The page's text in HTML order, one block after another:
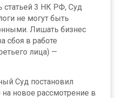
статьей 3 НК РФ, Суд
не могут быть
Лишать бизнес
сбоя в работе
лица) —
Суд постановил
на новое рассмотрение в